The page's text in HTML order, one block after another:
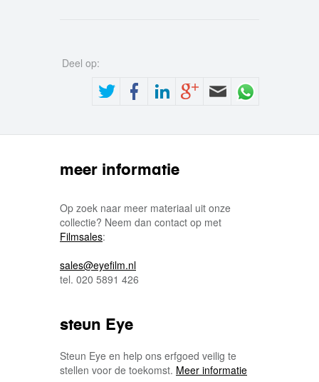
Deel op:
meer informatie
Op zoek naar meer materiaal uit onze
collectie? Neem dan contact op met
Filmsales:
sales@eyefilm.nl
tel. 020 5891 426
steun Eye
Steun Eye en help ons erfgoed veilig te
stellen voor de toekomst. Meer informatie